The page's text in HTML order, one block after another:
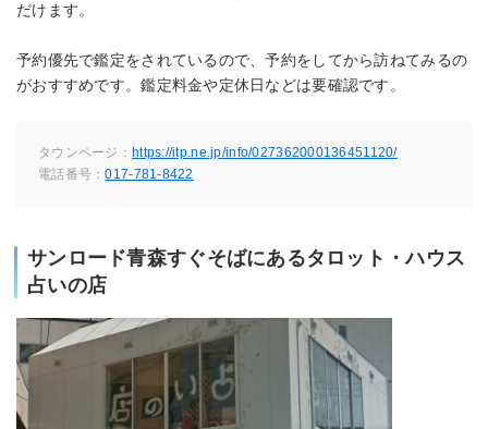
だけます。
予約優先で鑑定をされているので、予約をしてから訪ねてみるの
がおすすめです。鑑定料金や定休日などは要確認です。
タウンページ： https://itp.ne.jp/info/027362000136451120/
電話番号：017-781-8422
サンロード青森すぐそばにあるタロット・ハウス
占いの店